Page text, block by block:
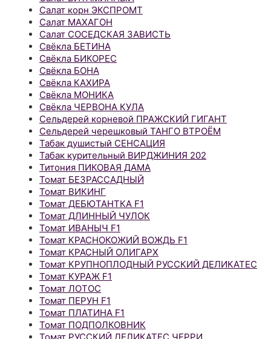
Салат корн ЭКСПРОМТ
Салат МАХАГОН
Салат СОСЕДСКАЯ ЗАВИСТЬ
Свёкла БЕТИНА
Свёкла БИКОРЕС
Свёкла БОНА
Свёкла КАХИРА
Свёкла МОНИКА
Свёкла ЧЕРВОНА КУЛА
Сельдерей корневой ПРАЖСКИЙ ГИГАНТ
Сельдерей черешковый ТАНГО ВТРОЁМ
Табак душистый СЕНСАЦИЯ
Табак курительный ВИРДЖИНИЯ 202
Титония ПИКОВАЯ ДАМА
Томат БЕЗРАССАДНЫЙ
Томат ВИКИНГ
Томат ДЕБЮТАНТКА F1
Томат ДЛИННЫЙ ЧУЛОК
Томат ИВАНЫЧ F1
Томат КРАСНОКОЖИЙ ВОЖДЬ F1
Томат КРАСНЫЙ ОЛИГАРХ
Томат КРУПНОПЛОДНЫЙ РУССКИЙ ДЕЛИКАТЕС
Томат КУРАЖ F1
Томат ЛОТОС
Томат ПЕРУН F1
Томат ПЛАТИНА F1
Томат ПОДПОЛКОВНИК